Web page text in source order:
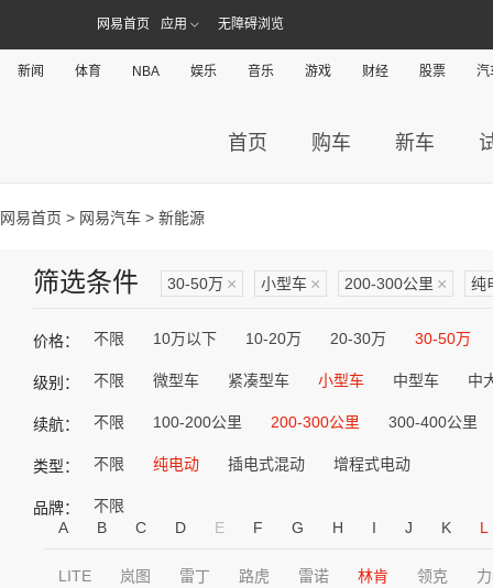
网易首页 应用 无障碍浏览
新闻 体育 NBA 娱乐 音乐 游戏 财经 股票 汽
首页 购车 新车
网易首页 > 网易汽车 > 新能源
筛选条件 30-50万 × 小型车 × 200-300公里 × 纯
价格： 不限 10万以下 10-20万 20-30万 30-50万
级别： 不限 微型车 紧凑型车 小型车 中型车 中
续航： 不限 100-200公里 200-300公里 300-400公里
类型： 不限 纯电动 插电式混动 增程式电动
品牌：
不限
A
B C D E F G H I J K L
LITE 岚图 雷丁 路虎 雷诺 林肯 领克